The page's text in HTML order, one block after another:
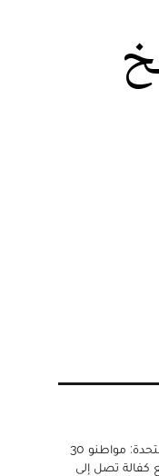
تأشيرة الدخول للولايات المتحدة: مواطنو 30
كفالة تصل إلى